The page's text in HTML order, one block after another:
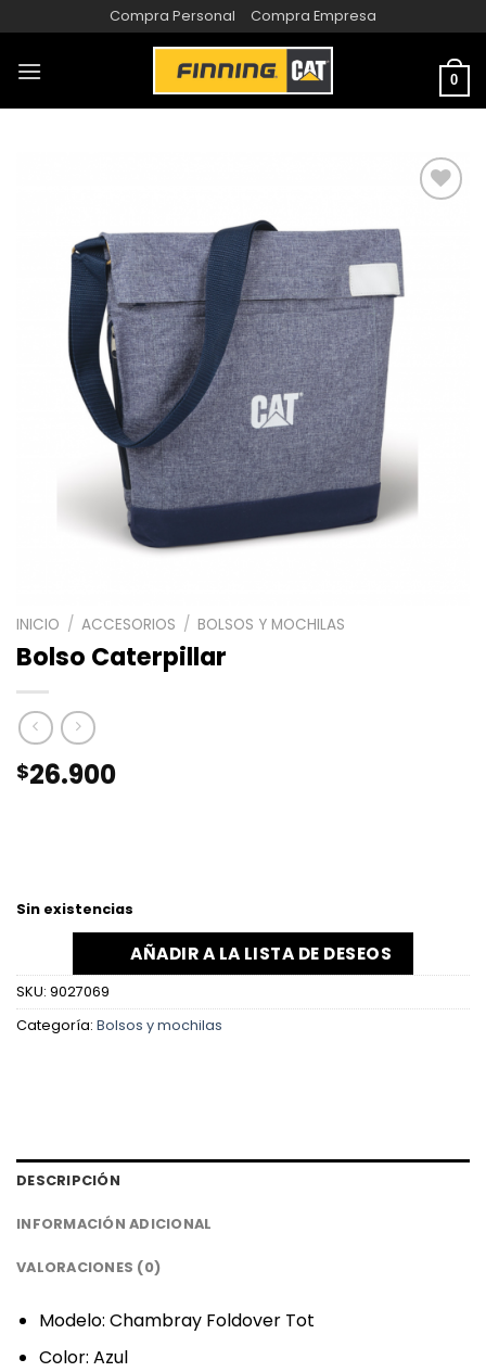
Compra Personal Compra Empresa
0
AÑADIR
A LA
LISTA
DE
DESEOS
INICIO / ACCESORIOS / BOLSOS Y MOCHILAS
Bolso Caterpillar
$26.900
Sin existencias
AÑADIR A LA LISTA DE DESEOS
SKU: 9027069
Categoría: Bolsos y mochilas
DESCRIPCIÓN
INFORMACIÓN ADICIONAL
VALORACIONES (0)
Modelo: Chambray Foldover Tot
Color: Azul